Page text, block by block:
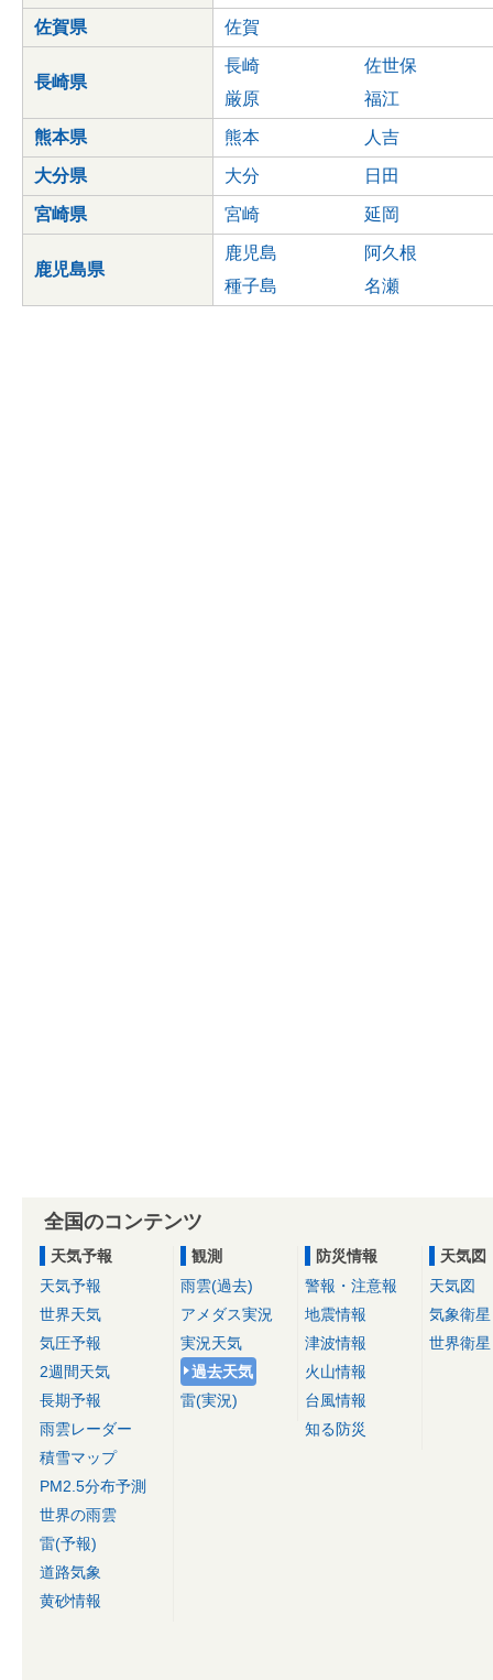
佐賀県 佐賀
長崎県
長崎
佐世保
厳原
福江
熊本県 熊本 人吉
大分県 大分 日田
宮崎県 宮崎 延岡
鹿児島県
鹿児島
阿久根
種子島
名瀬
全国のコンテンツ
天気予報
天気予報
世界天気
気圧予報
2週間天気
長期予報
雨雲レーダー
積雪マップ
PM2.5分布予測
世界の雨雲
雷(予報)
道路気象
黄砂情報
観測
雨雲(過去)
アメダス実況
実況天気
過去天気
雷(実況)
防災情報
警報・注意報
地震情報
津波情報
火山情報
台風情報
知る防災
天気図
天気図
気象衛星
世界衛星